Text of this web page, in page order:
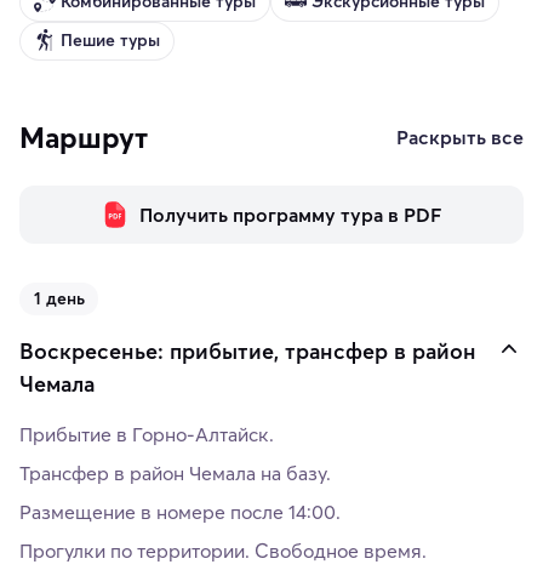
Пешие туры
Маршрут Раскрыть все
Получить программу тура в PDF
1 день
Воскресенье: прибытие, трансфер в район
Чемала
Прибытие в Горно-Алтайск.
Трансфер в район Чемала на базу.
Размещение в номере после 14:00.
Прогулки по территории. Свободное время.